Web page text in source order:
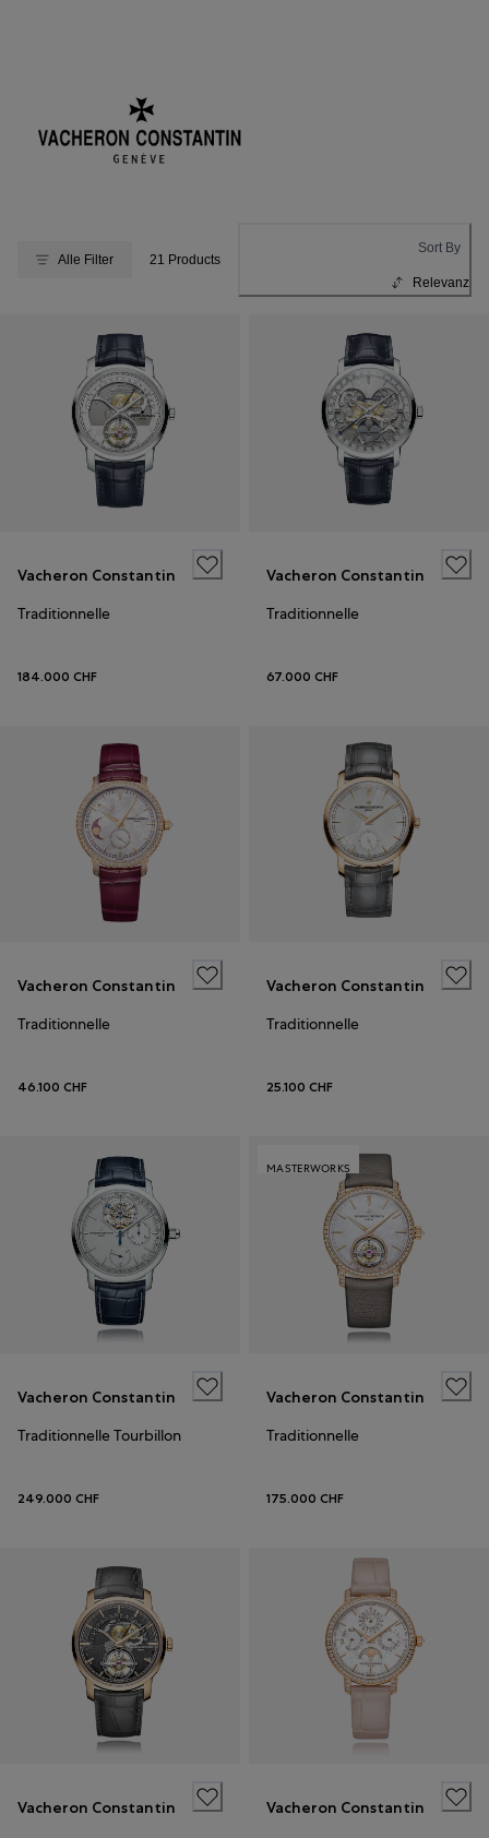
Alle Filter 21 Products
Sort By
Relevanz
Vacheron Constantin
Traditionnelle
184.000 CHF
Vacheron Constantin
Traditionnelle
67.000 CHF
Vacheron Constantin
Traditionnelle
46.100 CHF
Vacheron Constantin
Traditionnelle
25.100 CHF
Vacheron Constantin
Traditionnelle Tourbillon
249.000 CHF
MASTERWORKS
Vacheron Constantin
Traditionnelle
175.000 CHF
Vacheron Constantin
Vacheron Constantin